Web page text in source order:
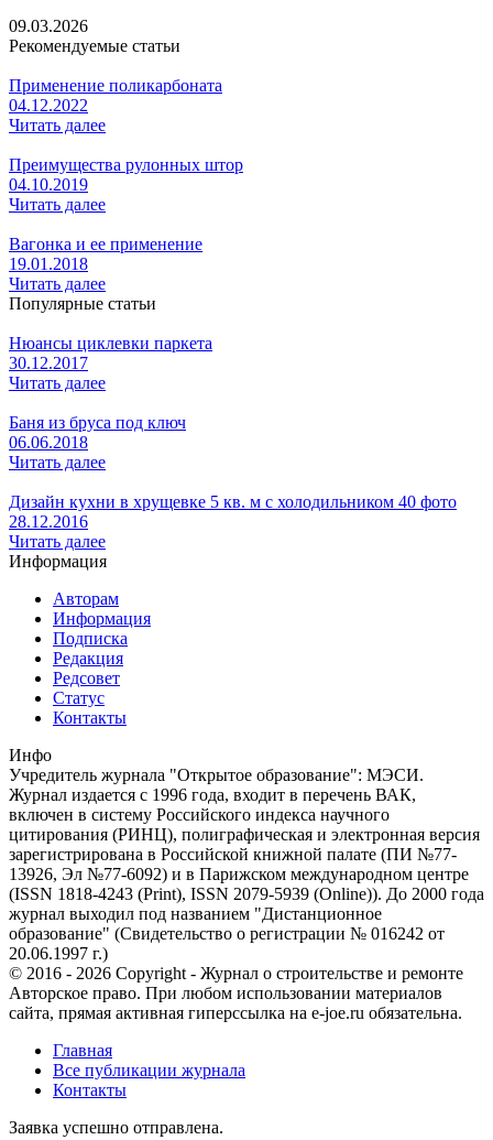
09.03.2026
Рекомендуемые статьи
Применение поликарбоната
04.12.2022
Читать далее
Преимущества рулонных штор
04.10.2019
Читать далее
Вагонка и ее применение
19.01.2018
Читать далее
Популярные статьи
Нюансы циклевки паркета
30.12.2017
Читать далее
Баня из бруса под ключ
06.06.2018
Читать далее
Дизайн кухни в хрущевке 5 кв. м с холодильником 40 фото
28.12.2016
Читать далее
Информация
Авторам
Информация
Подписка
Редакция
Редсовет
Статус
Контакты
Инфо
Учредитель журнала "Открытое образование": МЭСИ.
Журнал издается с 1996 года, входит в перечень ВАК,
включен в систему Российского индекса научного
цитирования (РИНЦ), полиграфическая и электронная версия
зарегистрирована в Российской книжной палате (ПИ №77-
13926, Эл №77-6092) и в Парижском международном центре
(ISSN 1818-4243 (Print), ISSN 2079-5939 (Online)). До 2000 года
журнал выходил под названием "Дистанционное
образование" (Свидетельство о регистрации № 016242 от
20.06.1997 г.)
© 2016 - 2026 Copyright - Журнал о строительстве и ремонте
Авторское право. При любом использовании материалов
сайта, прямая активная гиперссылка на e-joe.ru обязательна.
Главная
Все публикации журнала
Контакты
Заявка успешно отправлена.